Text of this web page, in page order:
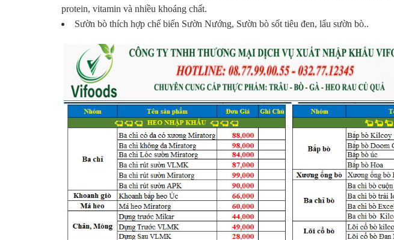
protein, vitamin và nhiều khoáng chất.
Sườn bò thích hợp chế biến Sườn Nướng, Sườn bò sốt tiêu đen, lẩu sườn bò..